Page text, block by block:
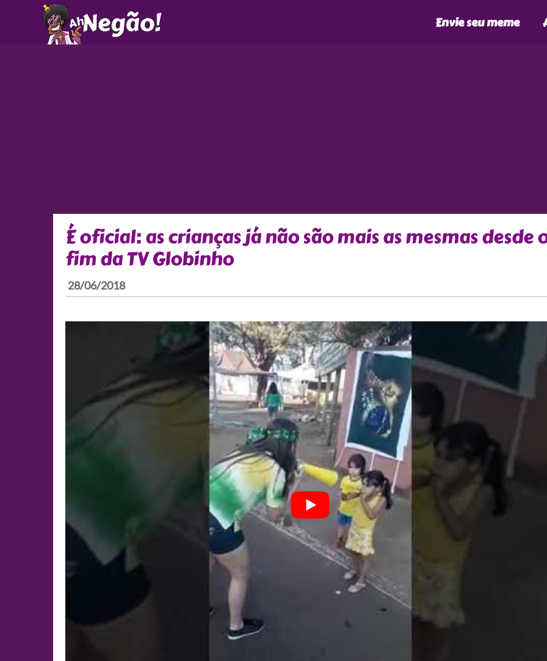
Envie seu meme
É oficial: as crianças já não são mais as mesmas desde
fim da TV Globinho
28/06/2018